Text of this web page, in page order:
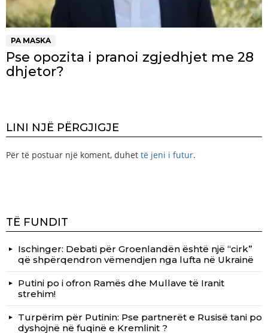
PA MASKA
Pse opozita i pranoi zgjedhjet me 28
dhjetor?
LINI NJË PËRGJIGJE
Për të postuar një koment, duhet të jeni i futur.
TË FUNDIT
Ischinger: Debati për Groenlandën është një “cirk”
që shpërqendron vëmendjen nga lufta në Ukrainë
Putini po i ofron Ramës dhe Mullave të Iranit
strehim!
Turpërim për Putinin: Pse partnerët e Rusisë tani po
dyshojnë në fuqinë e Kremlinit ?